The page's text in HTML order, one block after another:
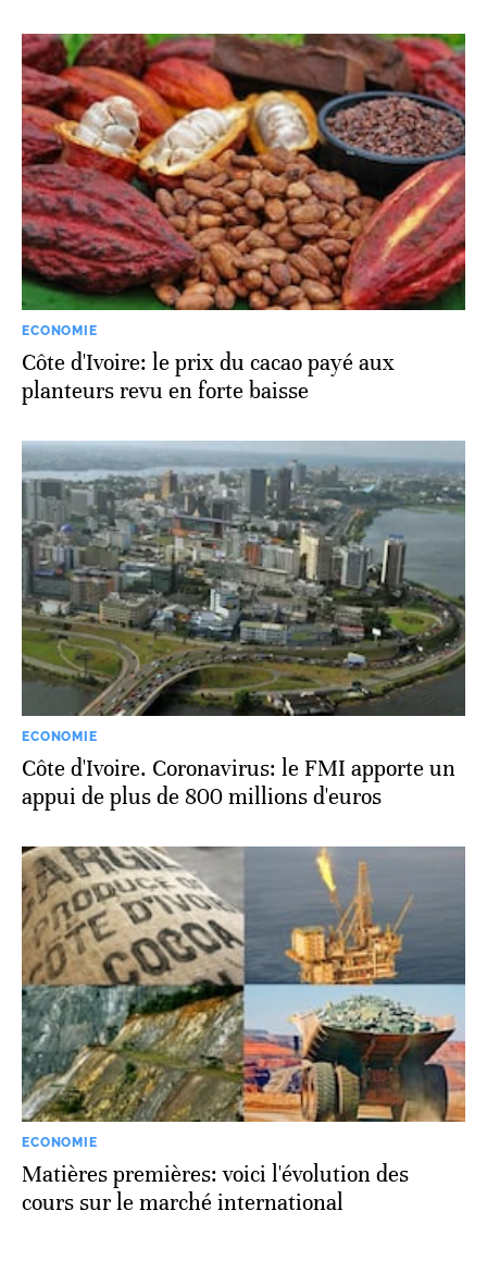
ECONOMIE
Côte d'Ivoire: le prix du cacao payé aux
planteurs revu en forte baisse
ECONOMIE
Côte d'Ivoire. Coronavirus: le FMI apporte un
appui de plus de 800 millions d'euros
ECONOMIE
Matières premières: voici l'évolution des
cours sur le marché international